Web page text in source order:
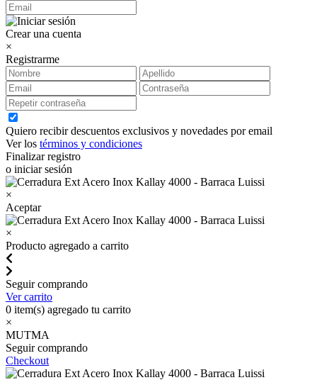
Crear una cuenta
×
Registrarme
Quiero recibir descuentos exclusivos y novedades por email
Ver los términos y condiciones
Finalizar registro
o iniciar sesión
×
Aceptar
×
Producto agregado a carrito
Seguir comprando
Ver carrito
0 item(s) agregado tu carrito
×
MUTMA
Seguir comprando
Checkout